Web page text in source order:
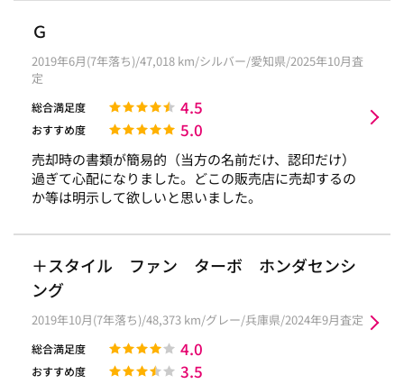
Ｇ
2019年6月(7年落ち)/47,018 km/シルバー/愛知県/2025年10月査
定
総合満足度 4.5
おすすめ度 5.0
売却時の書類が簡易的（当方の名前だけ、認印だけ）
過ぎて心配になりました。どこの販売店に売却するの
か等は明示して欲しいと思いました。
＋スタイル ファン ターボ ホンダセンシ
ング
2019年10月(7年落ち)/48,373 km/グレー/兵庫県/2024年9月査定
総合満足度 4.0
おすすめ度 3.5